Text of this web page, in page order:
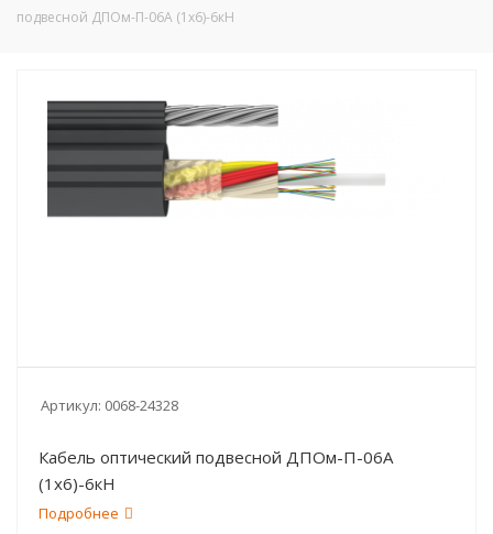
подвесной ДПОм-П-06А (1х6)-6кН
Артикул: 0068-24328
Кабель оптический подвесной ДПОм-П-06А
(1х6)-6кН
Подробнее